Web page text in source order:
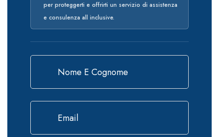
per proteggerti e offrirti un servizio di assistenza
e consulenza all inclusive.